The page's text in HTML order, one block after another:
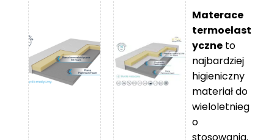
do
8
865 zł
Materace
termoelast
yczne to
najbardziej
higieniczny
materiał do
wieloletnieg
o